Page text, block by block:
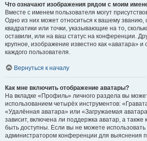
Что означают изображения рядом с моим
Вместе с именем пользователя могут
Одно из них может относиться к вашему званию,
квадратики или точки, указывающие на то,
оставили, или на ваш статус на конференции.
крупное, изображение известно как «аватара» и
каждого пользователя.
Вернуться к началу
Как мне включить отображение аватары?
На вкладке «Профиль» личного раздела вы
использованием четырёх инструментов:
«Удалённая аватара» или «Загружаемая
зависит, включена ли поддержка аватар, а также
быть доступны. Если вы не можете использовать
администратором конференции для выяснения